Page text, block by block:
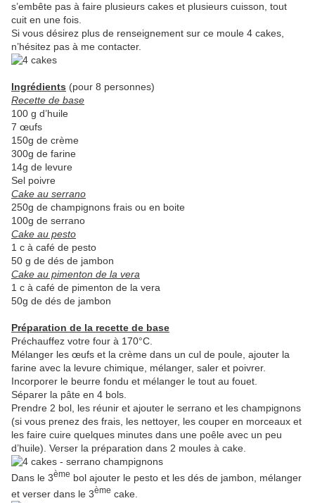
s’embête pas à faire plusieurs cakes et plusieurs cuisson, tout
cuit en une fois.
Si vous désirez plus de renseignement sur ce moule 4 cakes,
n’hésitez pas à me contacter.
Ingrédients (pour 8 personnes)
Recette de base
100 g d’huile
7 œufs
150g de crème
300g de farine
14g de levure
Sel poivre
Cake au serrano
250g de champignons frais ou en boite
100g de serrano
Cake au pesto
1 c à café de pesto
50 g de dés de jambon
Cake au pimenton de la vera
1 c à café de pimenton de la vera
50g de dés de jambon
Préparation de la recette de base
Préchauffez votre four à 170°C.
Mélanger les œufs et la crème dans un cul de poule, ajouter la
farine avec la levure chimique, mélanger, saler et poivrer.
Incorporer le beurre fondu et mélanger le tout au fouet.
Séparer la pâte en 4 bols.
Prendre 2 bol, les réunir et ajouter le serrano et les champignons
(si vous prenez des frais, les nettoyer, les couper en morceaux et
les faire cuire quelques minutes dans une poêle avec un peu
d’huile). Verser la préparation dans 2 moules à cake.
Dans le 3ème bol ajouter le pesto et les dés de jambon, mélanger
et verser dans le 3ème cake.